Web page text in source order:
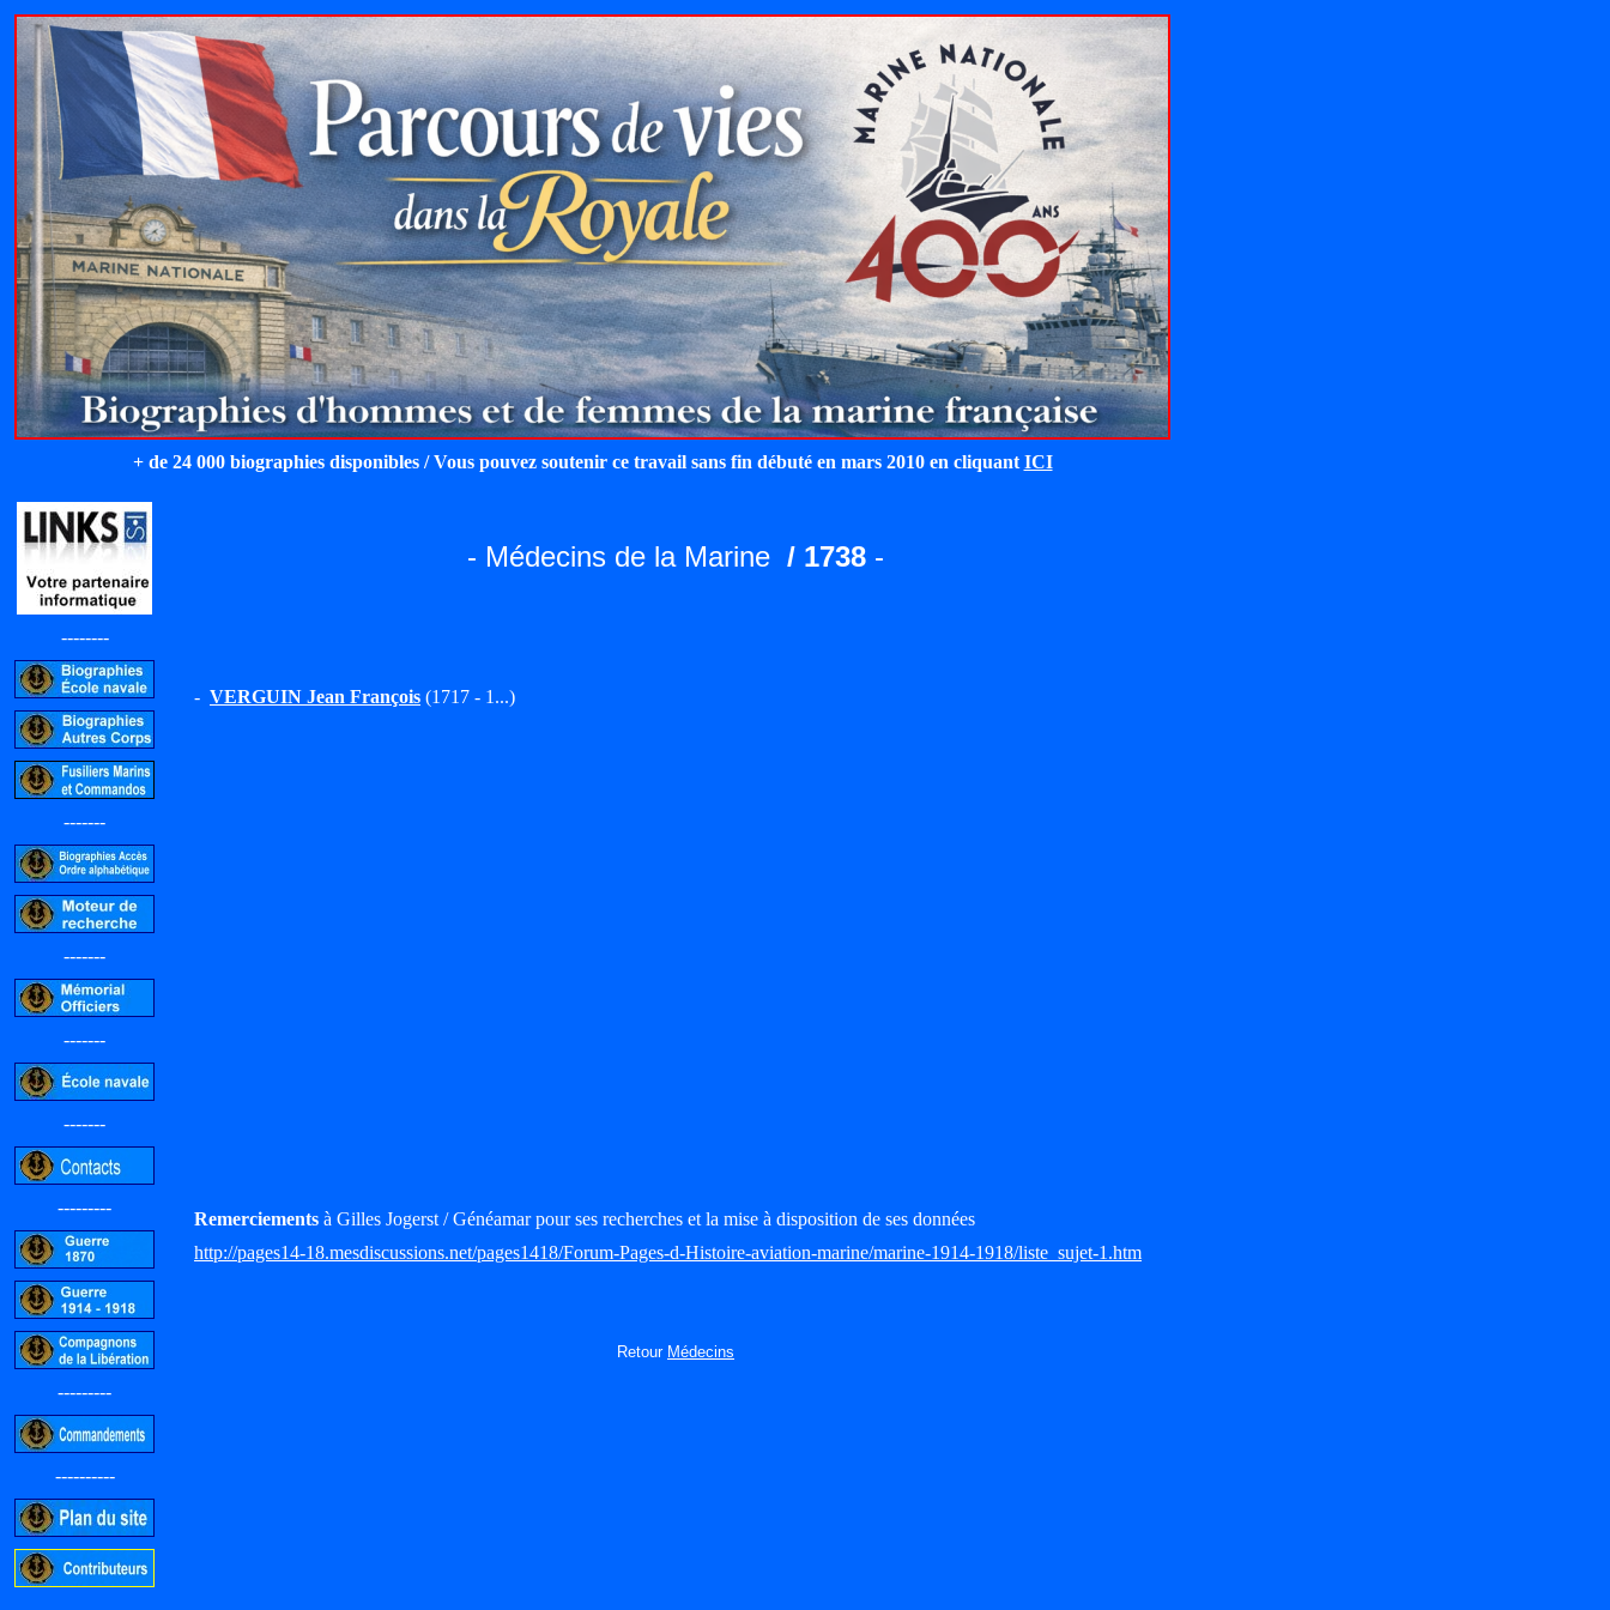
+ de 24 000 biographies disponibles / Vous pouvez soutenir ce travail sans fin débuté en mars 2010 en cliquant ICI
--------
-------
-------
-------
-------
---------
---------
----------
- Médecins de la Marine / 1738 -
- VERGUIN Jean François (1717 - 1...)
Remerciements à Gilles Jogerst / Généamar pour ses recherches et la mise à disposition de ses données
http://pages14-18.mesdiscussions.net/pages1418/Forum-Pages-d-Histoire-aviation-marine/marine-1914-1918/liste_sujet-1.htm
Retour Médecins